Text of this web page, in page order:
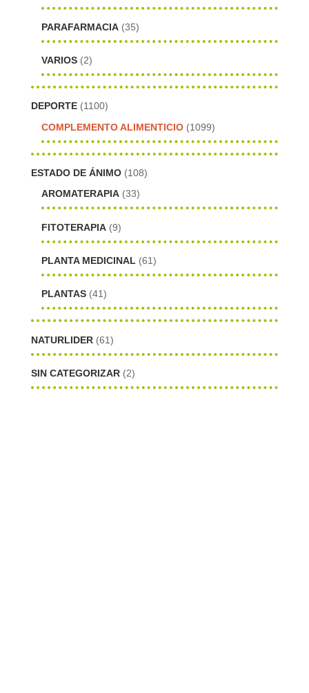
PARAFARMACIA (35)
VARIOS (2)
DEPORTE (1100)
COMPLEMENTO ALIMENTICIO (1099)
ESTADO DE ÁNIMO (108)
AROMATERAPIA (33)
FITOTERAPIA (9)
PLANTA MEDICINAL (61)
PLANTAS (41)
NATURLIDER (61)
SIN CATEGORIZAR (2)